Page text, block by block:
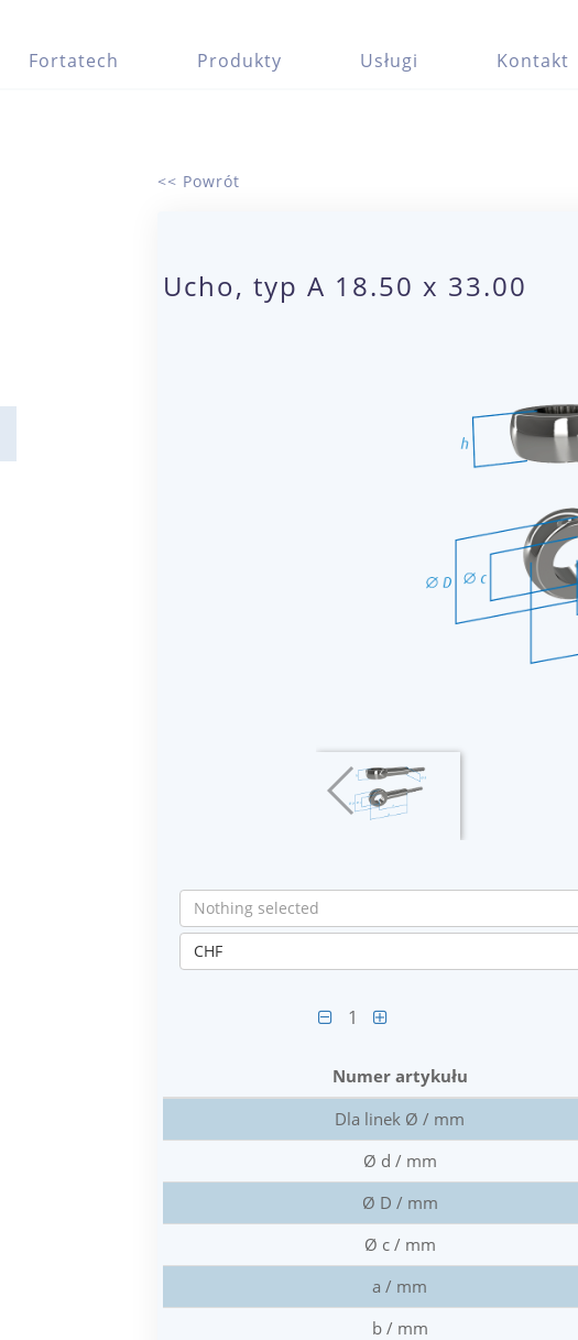
Fortatech Produkty Usługi Kontakt
<< Powrót
Ucho, typ A 18.50 x 33.00
Nothing selected
CHF
1
Numer artykułu
Dla linek Ø / mm
Ø d / mm
Ø D / mm
Ø c / mm
a / mm
b / mm